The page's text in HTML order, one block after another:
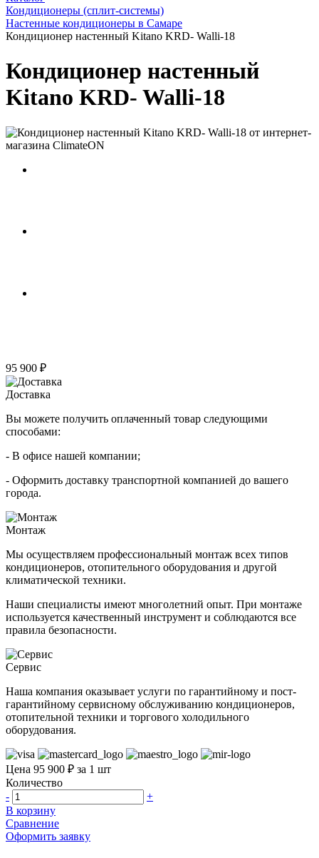
Кондиционеры (сплит-системы)
Настенные кондиционеры в Самаре
Кондиционер настенный Kitano KRD- Walli-18
Кондиционер настенный
Kitano KRD- Walli-18
95 900 ₽
Доставка
Вы можете получить оплаченный товар следующими
способами:
- В офисе нашей компании;
- Оформить доставку транспортной компанией до вашего
города.
Монтаж
Мы осуществляем профессиональный монтаж всех типов
кондиционеров, отопительного оборудования и другой
климатической техники.
Наши специалисты имеют многолетний опыт. При монтаже
используется качественный инструмент и соблюдаются все
правила безопасности.
Сервис
Наша компания оказывает услуги по гарантийному и пост-
гарантийному сервисному обслуживанию кондиционеров,
отопительной техники и торгового холодильного
оборудования.
Цена 95 900 ₽ за 1 шт
Количество
-
+
В корзину
Сравнение
Оформить заявку